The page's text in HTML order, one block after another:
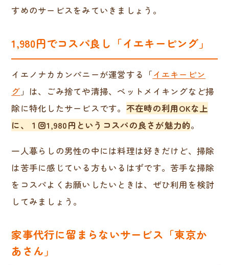
すめのサービスをみていきましょう。
1,980円でコスパ良し「イエキーピング」
イエノナカカンパニーが運営する「イエキーピン
グ 」は、ごみ捨てや清掃、ベットメイキングなど掃
除に特化したサービスです。 不在時の利用OKな上
に、１回1,980円というコスパの良さが魅力的。
一人暮らしの男性の中には料理は好きだけど、掃除
は苦手に感じている方もいるはずです。苦手な掃除
をコスパよくお願いしたいときは、ぜひ利用を検討
してみましょう。
家事代行に留まらないサービス「東京か
あさん」